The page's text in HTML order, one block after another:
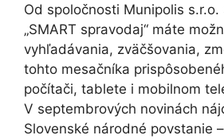
Od spoločnosti Munipolis s.r.o.
„SMART spravodaj“ máte
vyhľadávania, zväčšovania,
tohto mesačníka
počítači, tablete i mobilnom
V septembrových novinách
Slovenské národné povstanie